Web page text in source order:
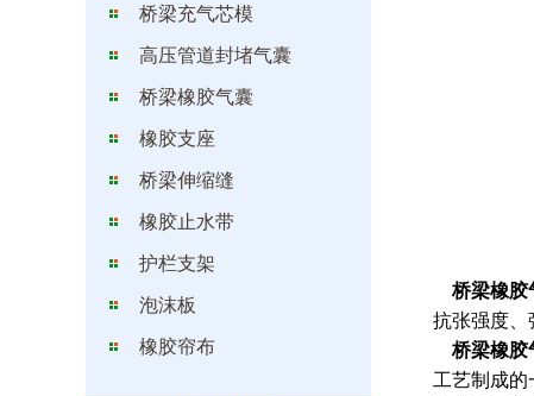
桥梁充气芯模
高压管道封堵气囊
桥梁橡胶气囊
橡胶支座
桥梁伸缩缝
橡胶止水带
护栏支架
泡沫板
橡胶帘布
桥梁橡胶
抗张强度、
桥梁橡胶
工艺制成